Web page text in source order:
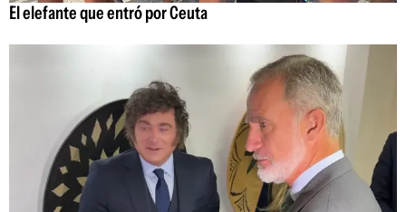
El elefante que entró por Ceuta